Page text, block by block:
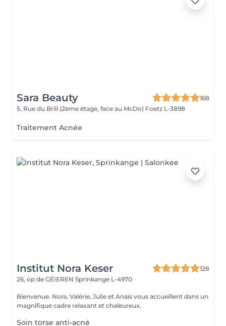
Sara Beauty
168
5, Rue du Brill (2ème étage, face au McDo) Foetz L-3898
Traitement Acnée
Institut Nora Keser
128
26, op de GÉIEREN Sprinkange L-4970
Bienvenue. Nora, Valérie, Julie et Anaïs vous accueillent dans un
magnifique cadre relaxant et chaleureux.
Soin torse anti-acné